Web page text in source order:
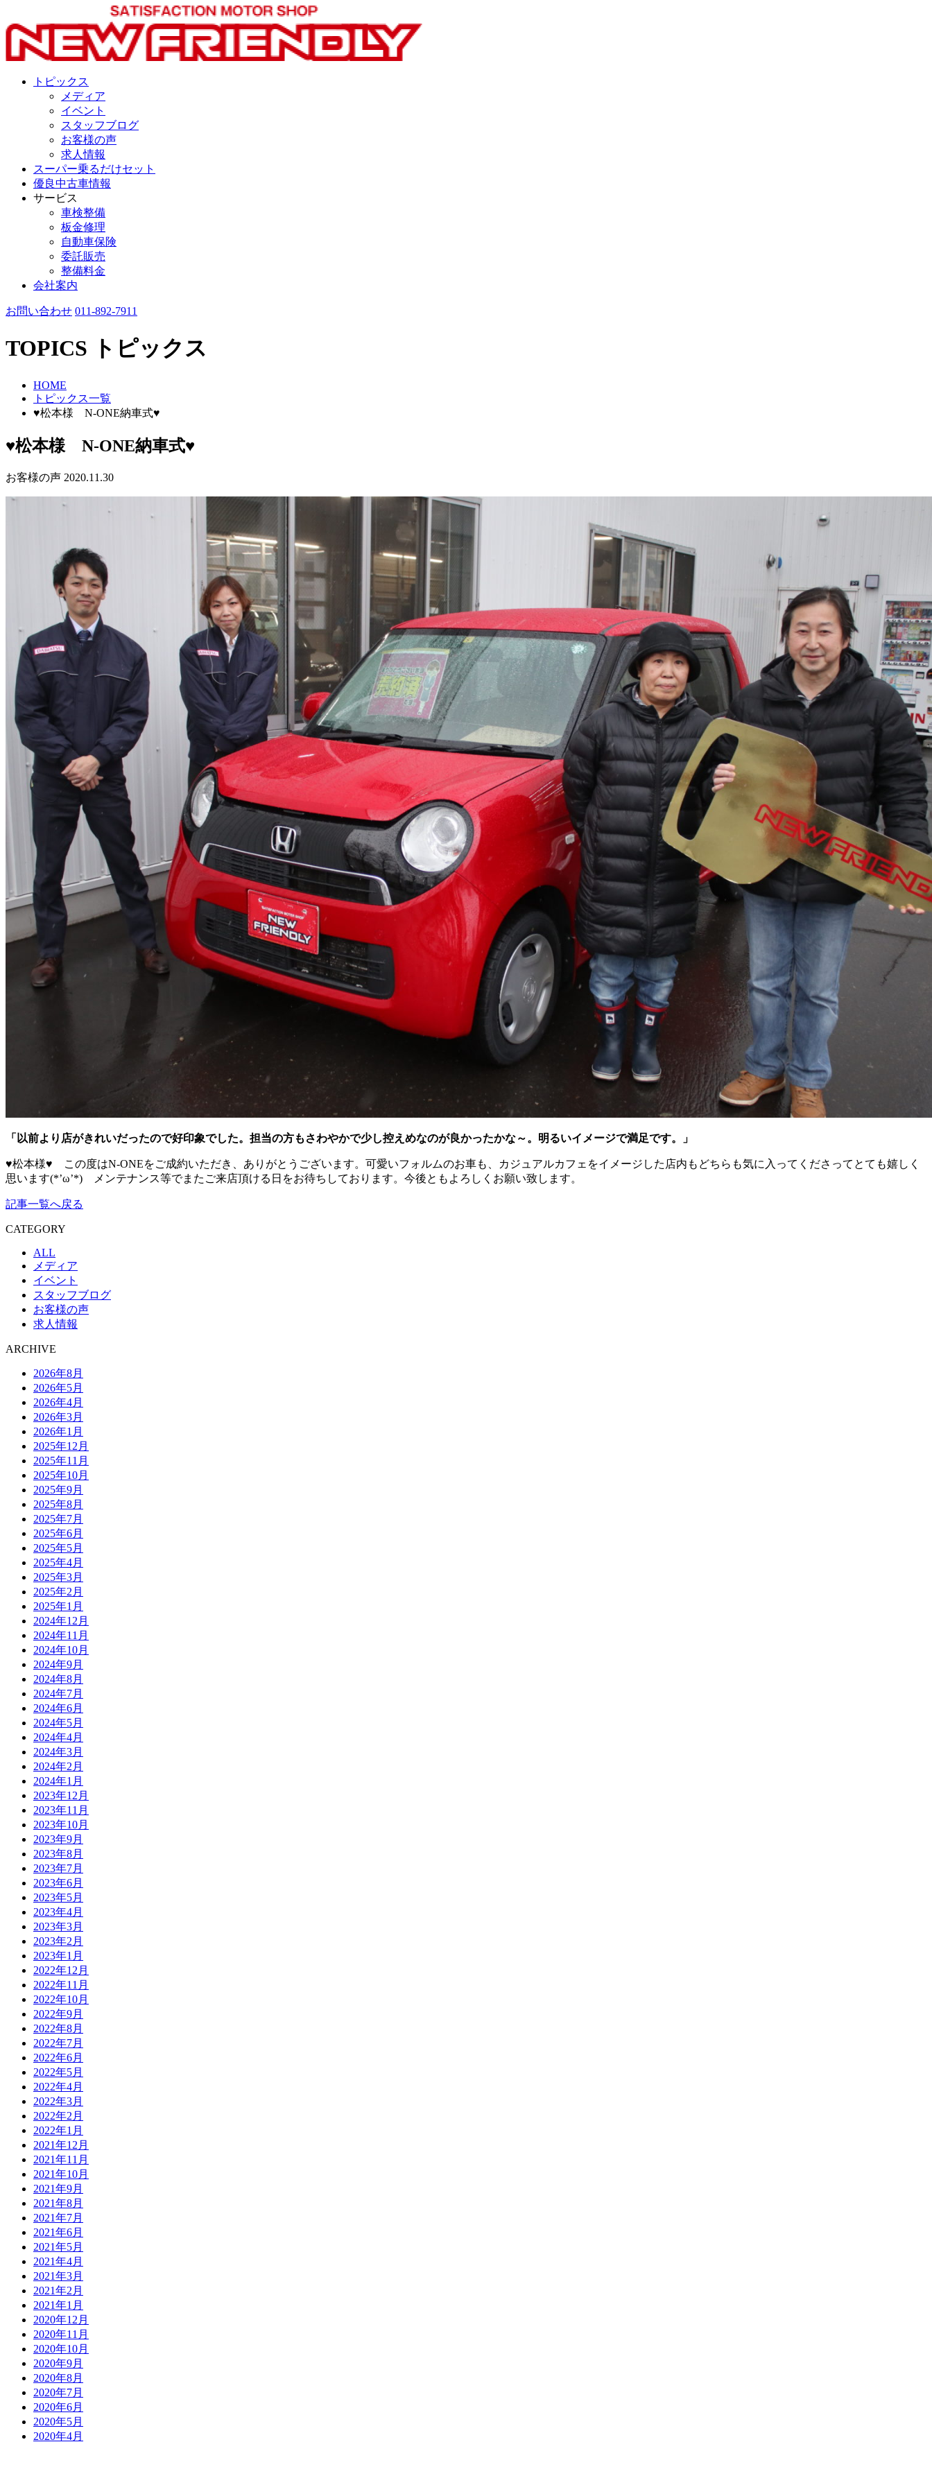
トピックス
メディア
イベント
スタッフブログ
お客様の声
求人情報
スーパー乗るだけセット
優良中古車情報
サービス
車検整備
板金修理
自動車保険
委託販売
整備料金
会社案内
お問い合わせ 011-892-7911
TOPICS トピックス
HOME
トピックス一覧
♥松本様 N-ONE納車式♥
♥松本様 N-ONE納車式♥
お客様の声 2020.11.30
「以前より店がきれいだったので好印象でした。担当の方もさわやかで少し控えめなのが良かったかな～。明るいイメージで満足です。」
♥松本様♥ この度はN-ONEをご成約いただき、ありがとうございます。可愛いフォルムのお車も、カジュアルカフェをイメージした店内もどちらも気に入ってくださってとても嬉しく
思います(*’ω’*) メンテナンス等でまたご来店頂ける日をお待ちしております。今後ともよろしくお願い致します。
記事一覧へ戻る
CATEGORY
ALL
メディア
イベント
スタッフブログ
お客様の声
求人情報
ARCHIVE
2026年8月
2026年5月
2026年4月
2026年3月
2026年1月
2025年12月
2025年11月
2025年10月
2025年9月
2025年8月
2025年7月
2025年6月
2025年5月
2025年4月
2025年3月
2025年2月
2025年1月
2024年12月
2024年11月
2024年10月
2024年9月
2024年8月
2024年7月
2024年6月
2024年5月
2024年4月
2024年3月
2024年2月
2024年1月
2023年12月
2023年11月
2023年10月
2023年9月
2023年8月
2023年7月
2023年6月
2023年5月
2023年4月
2023年3月
2023年2月
2023年1月
2022年12月
2022年11月
2022年10月
2022年9月
2022年8月
2022年7月
2022年6月
2022年5月
2022年4月
2022年3月
2022年2月
2022年1月
2021年12月
2021年11月
2021年10月
2021年9月
2021年8月
2021年7月
2021年6月
2021年5月
2021年4月
2021年3月
2021年2月
2021年1月
2020年12月
2020年11月
2020年10月
2020年9月
2020年8月
2020年7月
2020年6月
2020年5月
2020年4月